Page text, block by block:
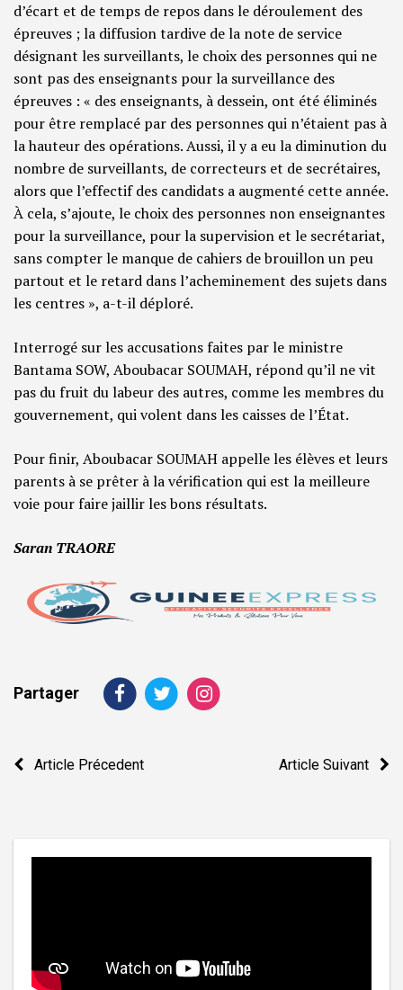
d’écart et de temps de repos dans le déroulement des
épreuves ; la diffusion tardive de la note de service
désignant les surveillants, le choix des personnes qui ne
sont pas des enseignants pour la surveillance des
épreuves : « des enseignants, à dessein, ont été éliminés
pour être remplacé par des personnes qui n’étaient pas à
la hauteur des opérations. Aussi, il y a eu la diminution du
nombre de surveillants, de correcteurs et de secrétaires,
alors que l’effectif des candidats a augmenté cette année.
À cela, s’ajoute, le choix des personnes non enseignantes
pour la surveillance, pour la supervision et le secrétariat,
sans compter le manque de cahiers de brouillon un peu
partout et le retard dans l’acheminement des sujets dans
les centres », a-t-il déploré.
Interrogé sur les accusations faites par le ministre
Bantama SOW, Aboubacar SOUMAH, répond qu’il ne vit
pas du fruit du labeur des autres, comme les membres du
gouvernement, qui volent dans les caisses de l’État.
Pour finir, Aboubacar SOUMAH appelle les élèves et leurs
parents à se prêter à la vérification qui est la meilleure
voie pour faire jaillir les bons résultats.
Saran TRAORE
Partager
Navigation
Article Précedent Article Suivant